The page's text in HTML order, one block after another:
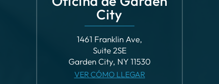
Suite 2SE
Garden City, NY 11530
VER CÓMO LLEGAR
Teléfono